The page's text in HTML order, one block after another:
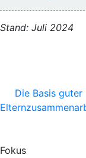
Stand: Juli 2024
Die Basis guter
Fokus